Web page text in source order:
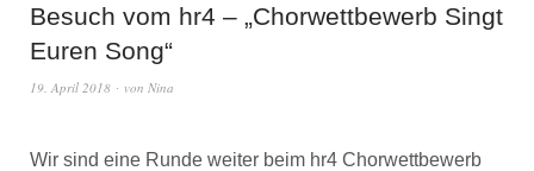
Besuch vom hr4 – „Chorwettbewerb Singt
Euren Song“
19. April 2018 von Nina
Wir sind eine Runde weiter beim hr4 Chorwettbewerb